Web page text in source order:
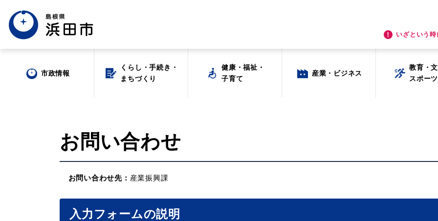
いざという時
市政情報
くらし・手続き・
まちづくり
健康・福祉・
子育て
産業・ビジネス
教育・文
スポーツ
お問い合わせ
お問い合わせ先： 産業振興課
入力フォームの説明